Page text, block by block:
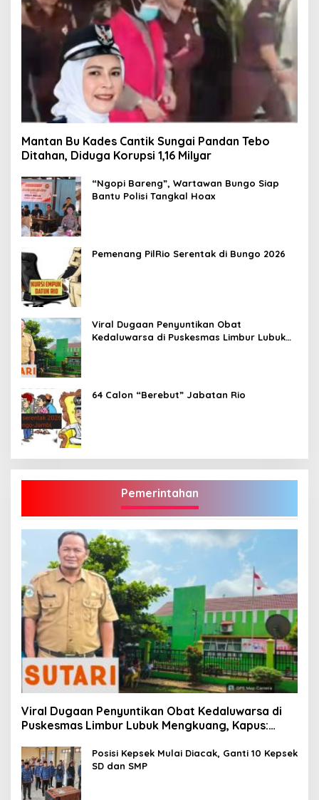
Mantan Bu Kades Cantik Sungai Pandan Tebo
Ditahan, Diduga Korupsi 1,16 Milyar
“Ngopi Bareng”, Wartawan Bungo Siap
Bantu Polisi Tangkal Hoax
Pemenang PilRio Serentak di Bungo 2026
Viral Dugaan Penyuntikan Obat
Kedaluwarsa di Puskesmas Limbur Lubuk
64 Calon “Berebut” Jabatan Rio
Pemerintahan
Viral Dugaan Penyuntikan Obat Kedaluwarsa di
Puskesmas Limbur Lubuk Mengkuang, Kapus:
Posisi Kepsek Mulai Diacak, Ganti 10 Kepsek
SD dan SMP